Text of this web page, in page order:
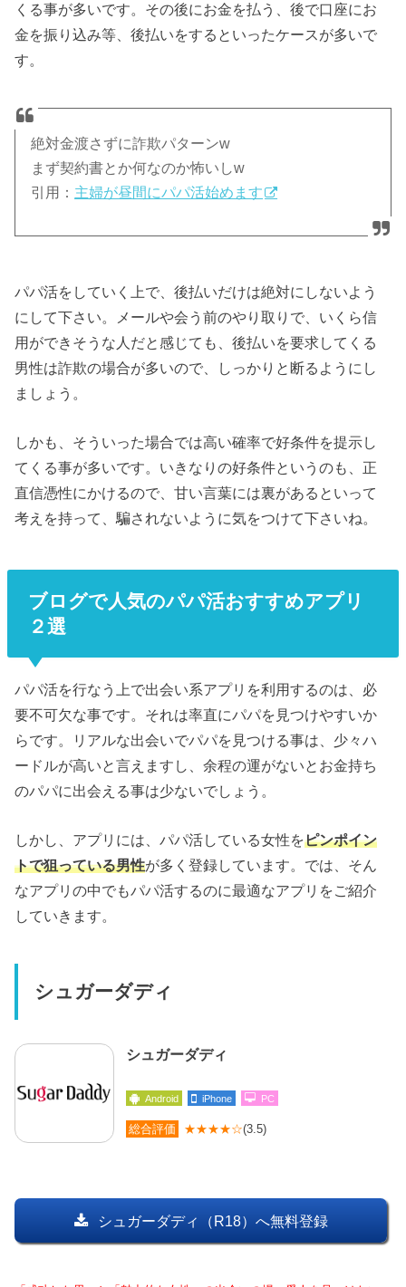
くる事が多いです。その後にお金を払う、後で口座にお
金を振り込み等、後払いをするといったケースが多いで
す。
絶対金渡さずに詐欺パターンw
まず契約書とか何なのか怖いしw
引用： 主婦が昼間にパパ活始めます
パパ活をしていく上で、後払いだけは絶対にしないよう
にして下さい。メールや会う前のやり取りで、いくら信
用ができそうな人だと感じても、後払いを要求してくる
男性は詐欺の場合が多いので、しっかりと断るようにし
ましょう。
しかも、そういった場合では高い確率で好条件を提示し
てくる事が多いです。いきなりの好条件というのも、正
直信憑性にかけるので、甘い言葉には裏があるといって
考えを持って、騙されないように気をつけて下さいね。
ブログで人気のパパ活おすすめアプリ
２選
パパ活を行なう上で出会い系アプリを利用するのは、必
要不可欠な事です。それは率直にパパを見つけやすいか
らです。リアルな出会いでパパを見つける事は、少々ハ
ードルが高いと言えますし、余程の運がないとお金持ち
のパパに出会える事は少ないでしょう。
しかし、アプリには、パパ活している女性をピンポイン
トで狙っている男性が多く登録しています。では、そん
なアプリの中でもパパ活するのに最適なアプリをご紹介
していきます。
シュガーダディ
シュガーダディ
Android iPhone PC
総合評価 ★★★★☆(3.5)
シュガーダディ（R18）へ無料登録